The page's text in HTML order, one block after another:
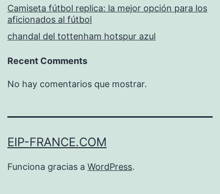
Camiseta fútbol replica: la mejor opción para los
aficionados al fútbol
chandal del tottenham hotspur azul
Recent Comments
No hay comentarios que mostrar.
EIP-FRANCE.COM
Funciona gracias a WordPress.